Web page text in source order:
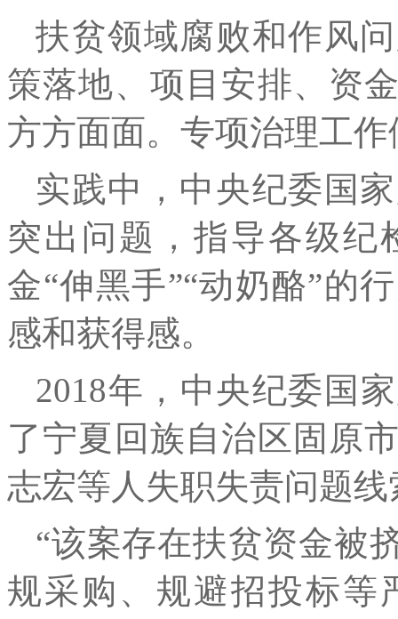
扶贫领域腐败和作风
策落地、项目安排、资
方方面面。专项治理工
实践中，中央纪委国
突出问题，指导各级纪
金“伸黑手”“动奶酪”的
感和获得感。
2018年，中央纪委国
了宁夏回族自治区固原
志宏等人失职失责问题线
“该案存在扶贫资金被
规采购、规避招投标等